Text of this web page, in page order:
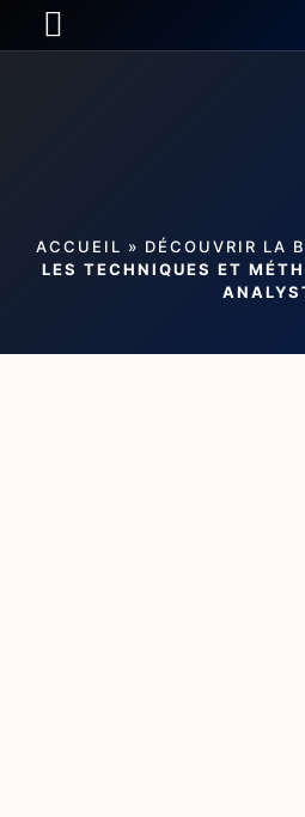
ACCUEIL » DÉCOUVRIR LA
LES TECHNIQUES ET